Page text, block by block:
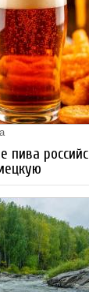
пива